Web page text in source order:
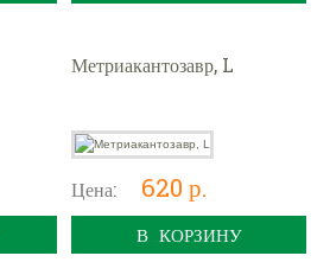
Метриакантозавр, L
Цена: 620 р.
В КОРЗИНУ